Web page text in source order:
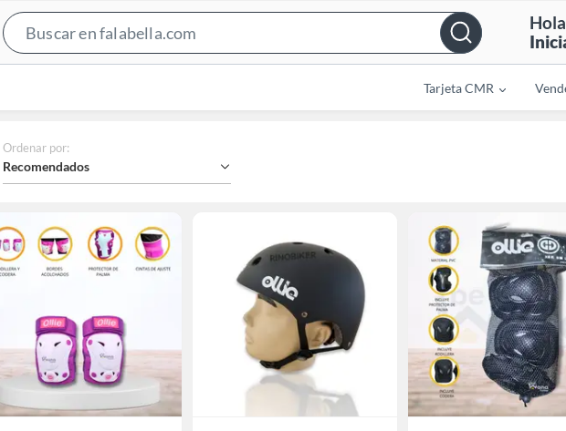
Bar
Hola
Tarjeta CMR
Ordenar por:
Recomendados